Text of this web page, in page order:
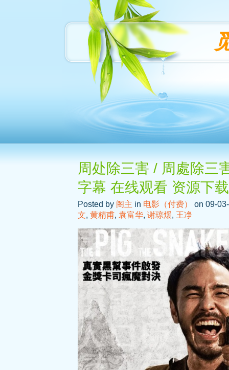
周处除三害 / 周處除三
字幕 在线观看 资源下载
Posted by 阁主 in 电影（付费）
on 09-
文, 黄精甫, 袁富华, 谢琼煖, 王净